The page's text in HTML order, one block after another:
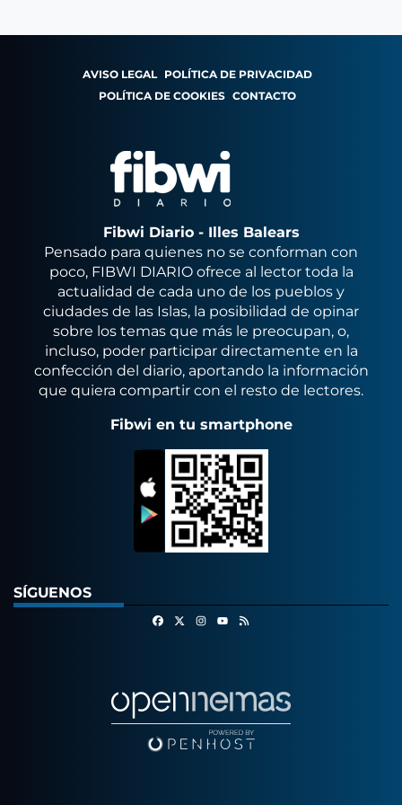
AVISO LEGAL POLÍTICA DE PRIVACIDAD
POLÍTICA DE COOKIES CONTACTO
Fibwi Diario - Illes Balears
Pensado para quienes no se conforman con
poco, FIBWI DIARIO ofrece al lector toda la
actualidad de cada uno de los pueblos y
ciudades de las Islas, la posibilidad de opinar
sobre los temas que más le preocupan, o,
incluso, poder participar directamente en la
confección del diario, aportando la información
que quiera compartir con el resto de lectores.
Fibwi en tu smartphone
SÍGUENOS
FacebookInstagram